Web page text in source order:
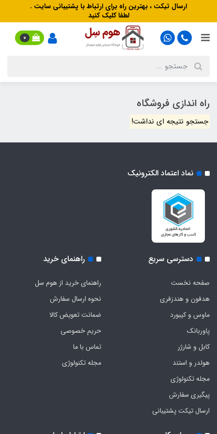
ارسال تیکت ، بهترین راه برای ارتباط با پشتیبانی سایت .
لطفا کلیک کنید
0
راه اندازی فروشگاه
جستجو نتیجه ای نداشت!
نماد اعتماد الکترونیک
دسترسی سریع
صفحه نخست
هدفون‌ و‌ هندزفری
ماوس و کیبورد
پاوربانک
کابل و شارژر
هولدر و استند
مجله تکنولوژی
پیگیری سفارش
ارسال تیکت پشتیبانی
راهنمای خرید
راهنمای خرید از هوم سل
نحوه ارسال سفارش
ضمانت تعویض کالا
حریم خصوصی
تماس با ما
مجله تکنولوژی